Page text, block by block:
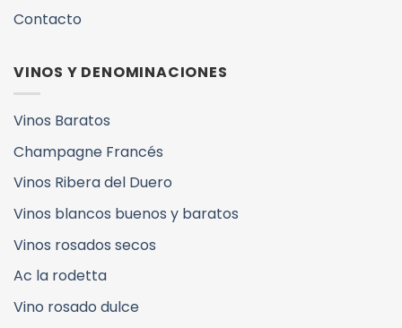
Contacto
VINOS Y DENOMINACIONES
Vinos Baratos
Champagne Francés
Vinos Ribera del Duero
Vinos blancos buenos y baratos
Vinos rosados secos
Ac la rodetta
Vino rosado dulce